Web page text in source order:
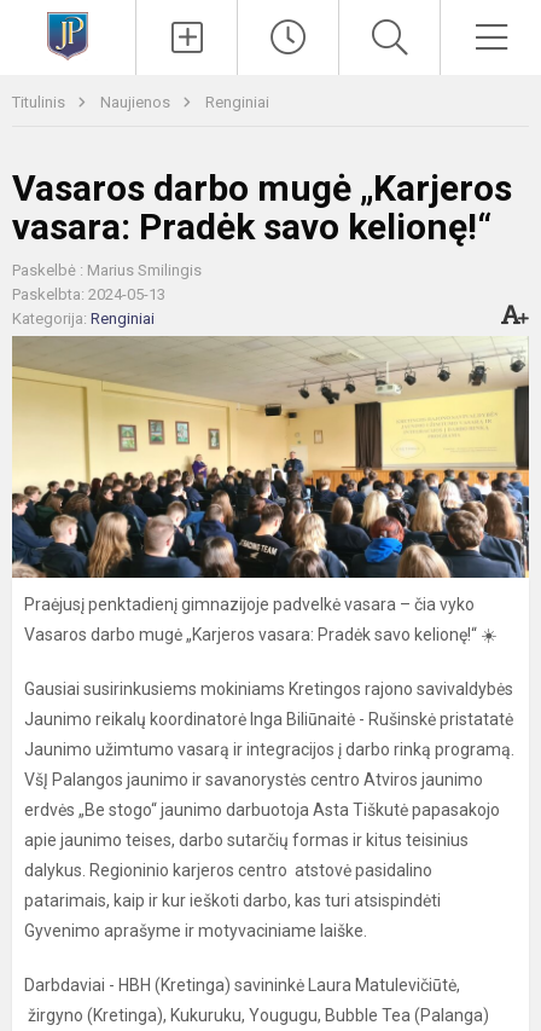
Titulinis Naujienos Renginiai
Vasaros darbo mugė „Karjeros
vasara: Pradėk savo kelionę!“
Paskelbė : Marius Smilingis
Paskelbta: 2024-05-13
Kategorija: Renginiai
Praėjusį penktadienį gimnazijoje padvelkė vasara – čia vyko
Vasaros darbo mugė „Karjeros vasara: Pradėk savo kelionę!“ ☀️
Gausiai susirinkusiems mokiniams Kretingos rajono savivaldybės
Jaunimo reikalų koordinatorė Inga Biliūnaitė - Rušinskė pristatatė
Jaunimo užimtumo vasarą ir integracijos į darbo rinką programą.
VšĮ Palangos jaunimo ir savanorystės centro Atviros jaunimo
erdvės „Be stogo“ jaunimo darbuotoja Asta Tiškutė papasakojo
apie jaunimo teises, darbo sutarčių formas ir kitus teisinius
dalykus. Regioninio karjeros centro atstovė pasidalino
patarimais, kaip ir kur ieškoti darbo, kas turi atsispindėti
Gyvenimo aprašyme ir motyvaciniame laiške.
Darbdaviai - HBH (Kretinga) savininkė Laura Matulevičiūtė,
žirgyno (Kretinga), Kukuruku, Yougugu, Bubble Tea (Palanga)